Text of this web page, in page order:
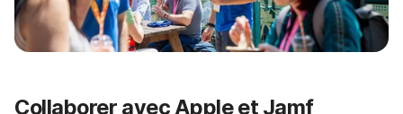
Collaborer avec Apple et Jamf